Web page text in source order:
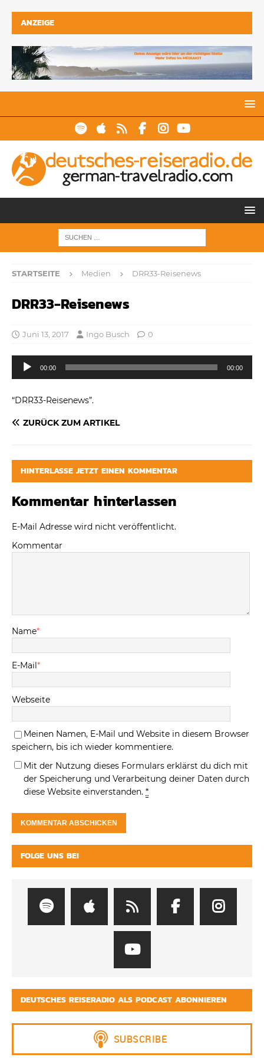
ANZEIGE
STARTSEITE Medien DRR33-Reisenews
DRR33-Reisenews
Juni 13, 2017 Ingo Busch 0
Audio-
Player
00:00 00:00
“DRR33-Reisenews”.
ZURÜCK ZUM ARTIKEL
HINTERLASSE JETZT EINEN KOMMENTAR
Kommentar hinterlassen
E-Mail Adresse wird nicht veröffentlicht.
Kommentar
Name*
E-Mail *
Webseite
Meinen Namen, E-Mail und Website in diesem Browser
speichern, bis ich wieder kommentiere.
Mit der Nutzung dieses Formulars erklärst du dich mit
der Speicherung und Verarbeitung deiner Daten durch
diese Website einverstanden. *
FOLGE UNS BEI
DEUTSCHES REISERADIO ALS PODCAST ABONNIEREN